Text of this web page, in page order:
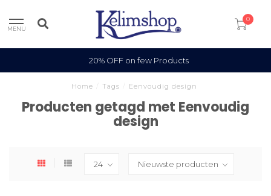
MENU
0
20% OFF on few Products
Home Tags Eenvoudig design
Producten getagd met Eenvoudig
design